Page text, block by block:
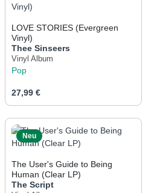
um die
oder benutze die
gewünschten
LOVE STORIES (Evergreen
Vinyl)
Thee Sinseers
Vinyl Album
Pop
Regulärer Preis:
27,99 €
Produkt Anzahl: Gib
Neu
The User's Guide to Being
Human (Clear LP)
The Script